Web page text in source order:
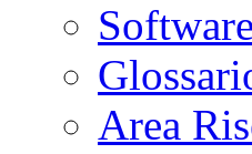
Area